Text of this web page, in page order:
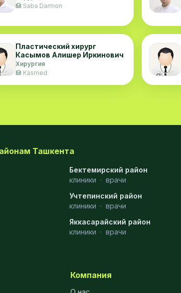
🏥 Saba Darmon
Пластический хирург
Касымов Алишер Иркинович
Хирургия
🏥 Kasmed
Ташкента
Бектемирский район
клиники · врачи
Учтепинский район
клиники · врачи
Яккасарайский район
клиники · врачи
Компания